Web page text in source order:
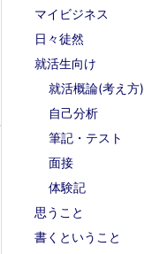
マイビジネス
日々徒然
就活生向け
就活概論(考え方)
自己分析
筆記・テスト
面接
体験記
思うこと
書くということ